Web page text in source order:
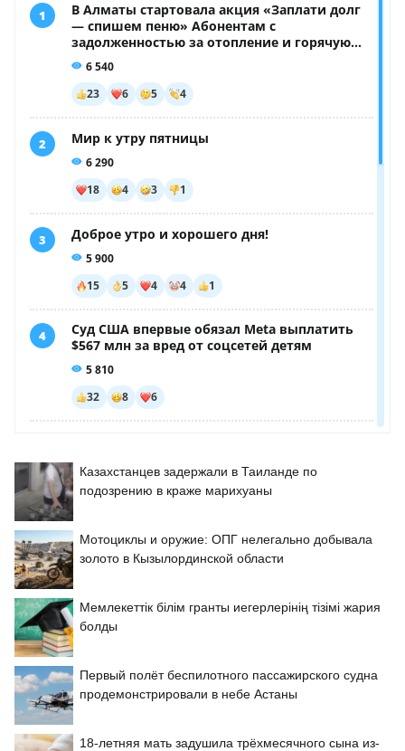
Казахстанцев задержали в Таиланде по
подозрению в краже марихуаны
Мотоциклы и оружие: ОПГ нелегально добывала
золото в Кызылординской области
Мемлекеттік білім гранты иегерлерінің тізімі жария
болды
Первый полёт беспилотного пассажирского судна
продемонстрировали в небе Астаны
18-летняя мать задушила трёхмесячного сына из-